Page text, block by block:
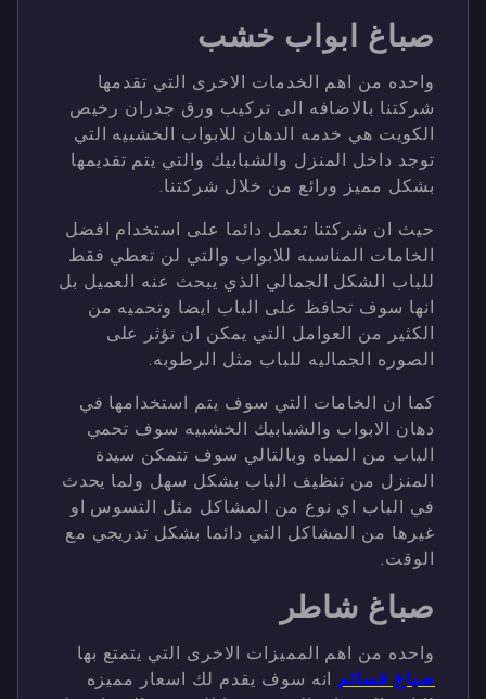
صباغ ابواب خشب
واحده من اهم الخدمات الاخرى التي تقدمها
شركتنا بالاضافه الى تركيب ورق جدران رخيص
الكويت هي خدمه الدهان للابواب الخشبيه التي
توجد داخل المنزل والشبابيك والتي يتم تقديمها
بشكل مميز ورائع من خلال شركتنا.
حيث ان شركتنا تعمل دائما على استخدام افضل
الخامات المناسبه للابواب والتي لن تعطي فقط
للباب الشكل الجمالي الذي يبحث عنه العميل بل
انها سوف تحافظ على الباب ايضا وتحميه من
الكثير من العوامل التي يمكن ان تؤثر على
الصوره الجماليه للباب مثل الرطوبه.
كما ان الخامات التي سوف يتم استخدامها في
دهان الابواب والشبابيك الخشبيه سوف تحمي
الباب من المياه وبالتالي سوف تتمكن سيدة
المنزل من تنظيف الباب بشكل سهل ولما يحدث
في الباب اي نوع من المشاكل مثل التسوس او
غيرها من المشاكل التي دائما بشكل تدريجي مع
الوقت.
صباغ شاطر
واحده من اهم المميزات الاخرى التي يتمتع بها
صباغ قسائمانه سوف يقدم لك اسعار مميزه